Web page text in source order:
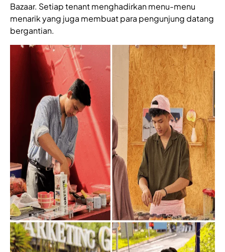
Bazaar. Setiap tenant menghadirkan menu-menu
menarik yang juga membuat para pengunjung datang
bergantian.